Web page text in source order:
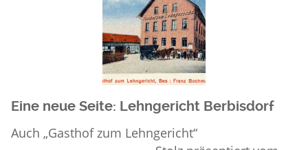
Eine neue Seite: Lehngericht Berbisdorf
Auch „Gasthof zum Lehngericht“